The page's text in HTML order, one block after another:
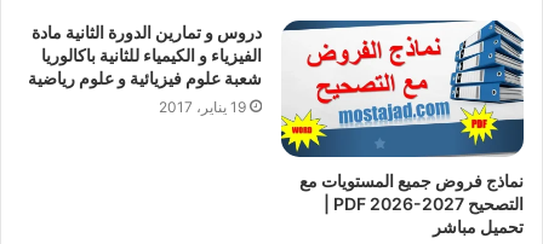
e
نماذج فروض جميع المستويات مع
تحميل مباشر
دروس و تمارين الدورة الثانية مادة
الفيزياء و الكيمياء للثانية باكالوريا
شعبة علوم فيزيائية و علوم رياضية
19 يناير، 2017